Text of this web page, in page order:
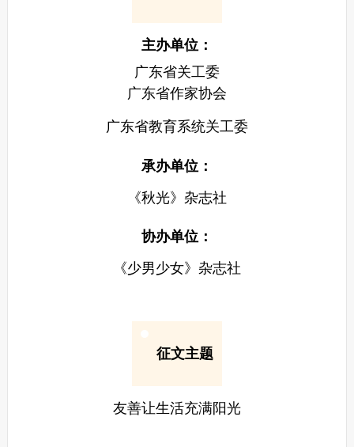
主办单位：
广东省关工委
广东省作家协会
广东省教育系统关工委
承办单位：
《秋光》杂志社
协办单位：
《少男少女》杂志社
征文主题
友善让生活充满阳光